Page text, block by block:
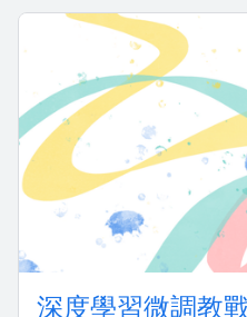
深度學習微調教